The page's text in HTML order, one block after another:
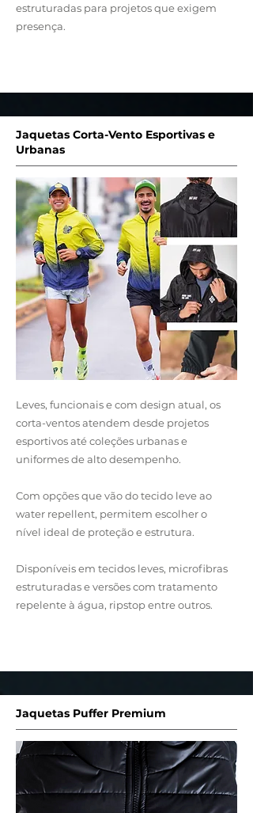
estruturadas para projetos que exigem
presença.
Jaquetas Corta-Vento Esportivas e
Urbanas
Leves, funcionais e com design atual, os
corta-ventos atendem desde projetos
esportivos até coleções urbanas e
uniformes de alto desempenho.
Com opções que vão do tecido leve ao
water repellent, permitem escolher o
nível ideal de proteção e estrutura.
Disponíveis em tecidos leves, microfibras
estruturadas e versões com tratamento
repelente à água, ripstop entre outros.
Jaquetas Puffer Premium